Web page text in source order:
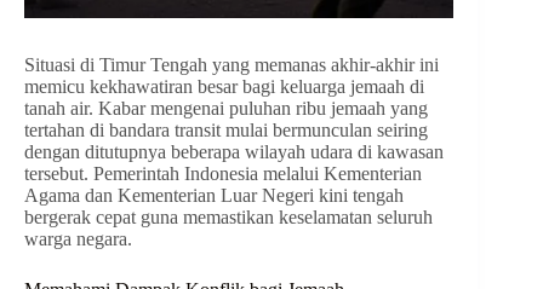
Situasi di Timur Tengah yang memanas akhir-akhir ini
memicu kekhawatiran besar bagi keluarga jemaah di
tanah air. Kabar mengenai puluhan ribu jemaah yang
tertahan di bandara transit mulai bermunculan seiring
dengan ditutupnya beberapa wilayah udara di kawasan
tersebut. Pemerintah Indonesia melalui Kementerian
Agama dan Kementerian Luar Negeri kini tengah
bergerak cepat guna memastikan keselamatan seluruh
warga negara.